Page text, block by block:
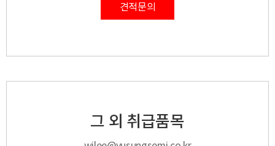
견적문의
그 외 취급품목